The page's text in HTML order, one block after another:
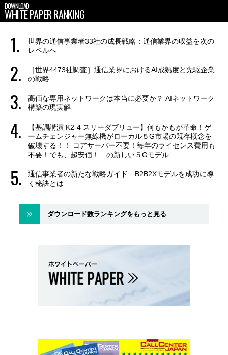
DOWNLOAD
WHITE PAPER RANKING
世界の通信事業者33社の成長戦略：通信業界の収益を次の
レベルへ
［世界4473社調査］通信業界におけるAI成熟度と先駆企業
の戦略
高価な専用ネットワークは本当に必要か？ AIネットワーク
構築の現実解
【基調講演 K2-4 スリーダブリュー】何もかもが革命！ゲ
ームチェンジャー無線機がローカル５G市場の既存概念を
破壊する！！ コアサーバー不要！毎年のライセンス費用も
不要！でも、超安価！ の新しい５Gモデル
通信事業者の新たな戦略ガイド B2B2Xモデルを成功に導
く秘訣とは
ダウンロード数ランキングをもっと見る